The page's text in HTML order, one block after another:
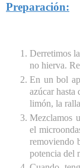
Preparación:
Derretimos
no hierva.
En un bol
azúcar hasta
limón, la
Mezclamos
el
removiendo
potencia del